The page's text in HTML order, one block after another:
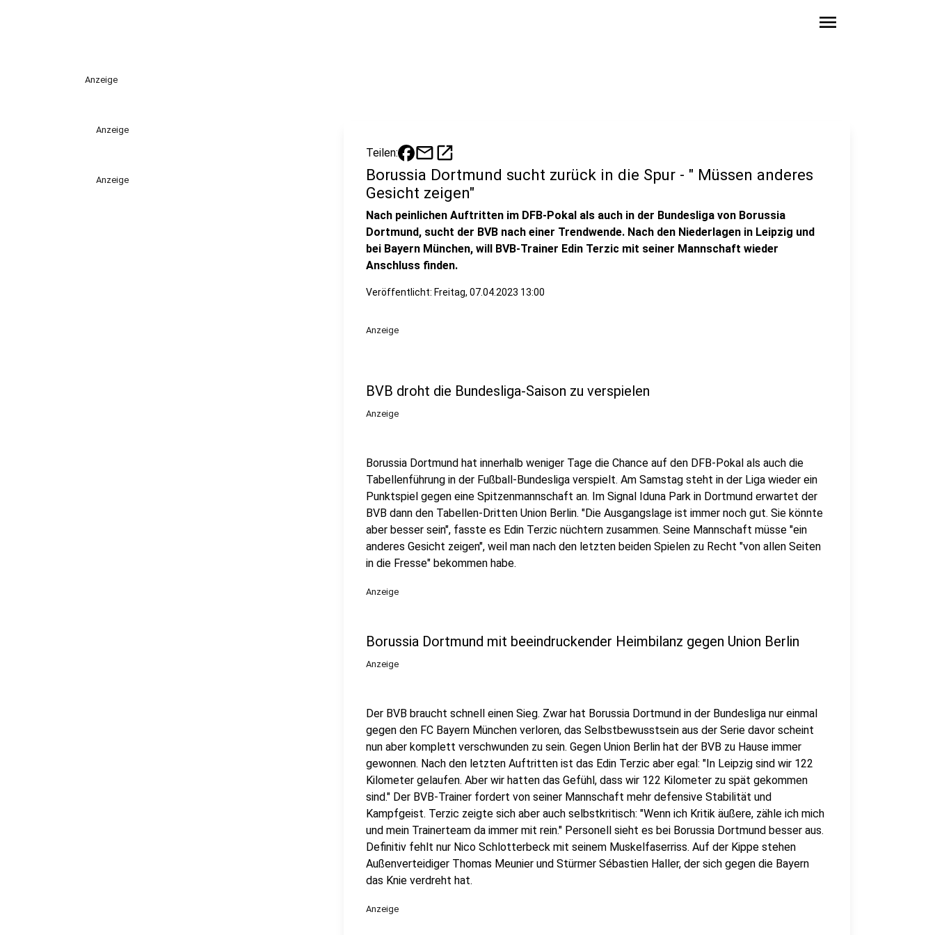
menu
Anzeige
Anzeige
Anzeige
Teilen: mailopen_in_new
Borussia Dortmund sucht zurück in die Spur - " Müssen anderes
Gesicht zeigen"
Nach peinlichen Auftritten im DFB-Pokal als auch in der Bundesliga von Borussia
Dortmund, sucht der BVB nach einer Trendwende. Nach den Niederlagen in Leipzig und
bei Bayern München, will BVB-Trainer Edin Terzic mit seiner Mannschaft wieder
Anschluss finden.
Veröffentlicht: Freitag, 07.04.2023 13:00
Anzeige
BVB droht die Bundesliga-Saison zu verspielen
Anzeige
Borussia Dortmund hat innerhalb weniger Tage die Chance auf den DFB-Pokal als auch die
Tabellenführung in der Fußball-Bundesliga verspielt. Am Samstag steht in der Liga wieder ein
Punktspiel gegen eine Spitzenmannschaft an. Im Signal Iduna Park in Dortmund erwartet der
BVB dann den Tabellen-Dritten Union Berlin. "Die Ausgangslage ist immer noch gut. Sie könnte
aber besser sein", fasste es Edin Terzic nüchtern zusammen. Seine Mannschaft müsse "ein
anderes Gesicht zeigen", weil man nach den letzten beiden Spielen zu Recht "von allen Seiten
in die Fresse" bekommen habe.
Anzeige
Borussia Dortmund mit beeindruckender Heimbilanz gegen Union Berlin
Anzeige
Der BVB braucht schnell einen Sieg. Zwar hat Borussia Dortmund in der Bundesliga nur einmal
gegen den FC Bayern München verloren, das Selbstbewusstsein aus der Serie davor scheint
nun aber komplett verschwunden zu sein. Gegen Union Berlin hat der BVB zu Hause immer
gewonnen. Nach den letzten Auftritten ist das Edin Terzic aber egal: "In Leipzig sind wir 122
Kilometer gelaufen. Aber wir hatten das Gefühl, dass wir 122 Kilometer zu spät gekommen
sind." Der BVB-Trainer fordert von seiner Mannschaft mehr defensive Stabilität und
Kampfgeist. Terzic zeigte sich aber auch selbstkritisch: "Wenn ich Kritik äußere, zähle ich mich
und mein Trainerteam da immer mit rein." Personell sieht es bei Borussia Dortmund besser aus.
Definitiv fehlt nur Nico Schlotterbeck mit seinem Muskelfaserriss. Auf der Kippe stehen
Außenverteidiger Thomas Meunier und Stürmer Sébastien Haller, der sich gegen die Bayern
das Knie verdreht hat.
Anzeige